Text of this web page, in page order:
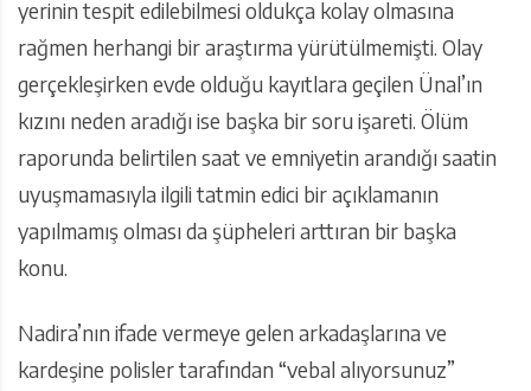
yerinin tespit edilebilmesi oldukça kolay olmasına
rağmen herhangi bir araştırma yürütülmemişti. Olay
gerçekleşirken evde olduğu kayıtlara geçilen Ünal’ın
kızını neden aradığı ise başka bir soru işareti. Ölüm
raporunda belirtilen saat ve emniyetin arandığı saatin
uyuşmamasıyla ilgili tatmin edici bir açıklamanın
yapılmamış olması da şüpheleri arttıran bir başka
konu.
Nadira’nın ifade vermeye gelen arkadaşlarına ve
kardeşine polisler tarafından “vebal alıyorsunuz”